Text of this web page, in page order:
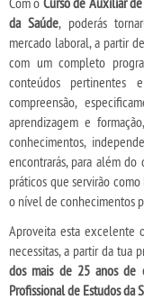
da Saúde, poderás
mercado laboral, a partir
com um completo
conteúdos
compreensão,
aprendizagem e
conhecimentos,
encontrarás, para além
práticos que servirão
o nível de conhecimentos
Aproveita esta excelente
necessitas, a partir da tua
dos mais de 25 anos de
Profissional de Estudos da